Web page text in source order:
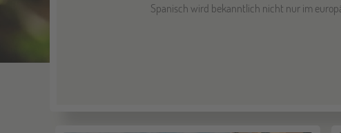
Spanisch wird bekanntlich nicht nur im